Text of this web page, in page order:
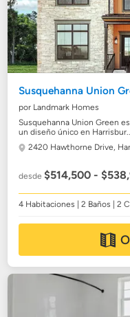
Susquehanna Union
por Landmark Homes
Susquehanna Union Green
un diseño único en
2420 Hawthorne Drive,
desde$514,500 -
4 Habitaciones | 2 Baños | 2